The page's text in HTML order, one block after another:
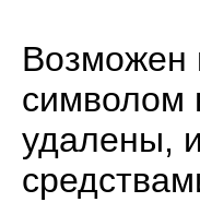
Возможен
символом
удалены,